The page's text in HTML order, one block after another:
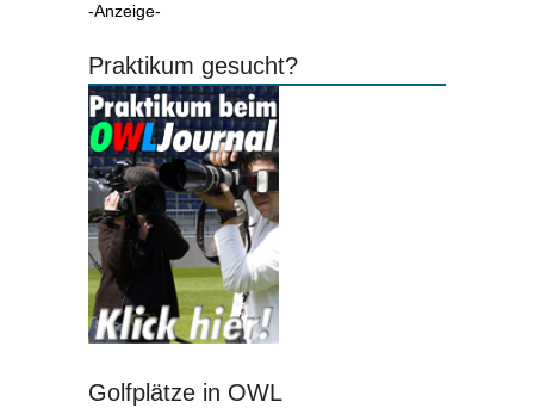
-Anzeige-
Praktikum gesucht?
Golfplätze in OWL